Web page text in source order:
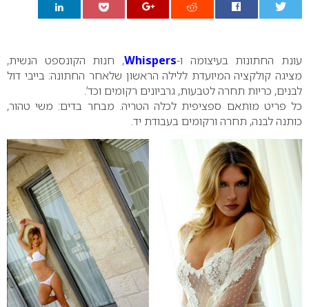
עונת החתונות בעיצומה ו-Whispers, חנות הקונספט הנשית,
מציגה קולקציה המיועדת ללילה הראשון שלאחר החתונה: בייבי דול
לבנים, כריות תחרה לטבעות, גרביונים רקומים וכד’.
כל פריט מותאם ספציפית לכלה הטריה. מבחר בדים: משי טהור,
כותנה לבנה, תחרה ורקומים בעבודת יד.